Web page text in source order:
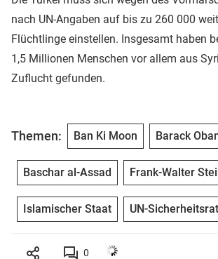
nach UN-Angaben auf bis zu 260 000
Flüchtlinge einstellen. Insgesamt haben
1,5 Millionen Menschen vor allem aus
Zuflucht gefunden.
Themen: Ban Ki Moon Barack
Baschar al-Assad Frank-Walter
Islamischer Staat UN-Sicherheitsrat
0